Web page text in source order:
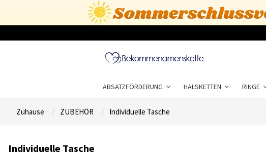
ABSATZFÖRDERUNG HALSKETTEN RINGE
Zuhause ZUBEHÖR Individuelle Tasche
Individuelle Tasche